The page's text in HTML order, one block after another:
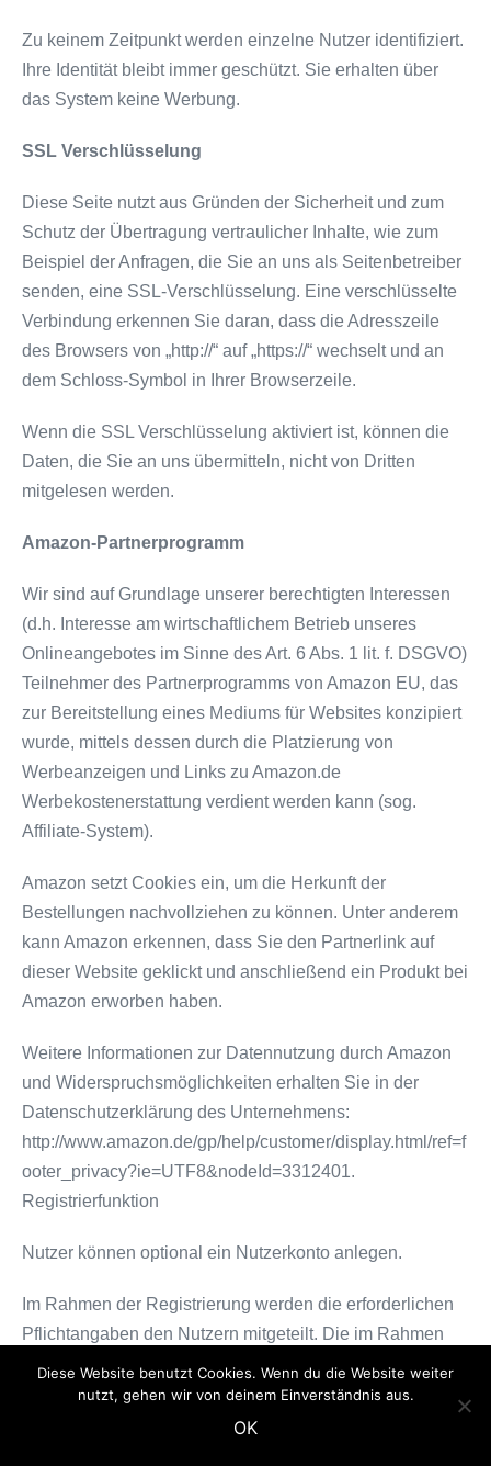
Zu keinem Zeitpunkt werden einzelne Nutzer identifiziert.
Ihre Identität bleibt immer geschützt. Sie erhalten über
das System keine Werbung.
SSL Verschlüsselung
Diese Seite nutzt aus Gründen der Sicherheit und zum
Schutz der Übertragung vertraulicher Inhalte, wie zum
Beispiel der Anfragen, die Sie an uns als Seitenbetreiber
senden, eine SSL-Verschlüsselung. Eine verschlüsselte
Verbindung erkennen Sie daran, dass die Adresszeile
des Browsers von „http://“ auf „https://“ wechselt und an
dem Schloss-Symbol in Ihrer Browserzeile.
Wenn die SSL Verschlüsselung aktiviert ist, können die
Daten, die Sie an uns übermitteln, nicht von Dritten
mitgelesen werden.
Amazon-Partnerprogramm
Wir sind auf Grundlage unserer berechtigten Interessen
(d.h. Interesse am wirtschaftlichem Betrieb unseres
Onlineangebotes im Sinne des Art. 6 Abs. 1 lit. f. DSGVO)
Teilnehmer des Partnerprogramms von Amazon EU, das
zur Bereitstellung eines Mediums für Websites konzipiert
wurde, mittels dessen durch die Platzierung von
Werbeanzeigen und Links zu Amazon.de
Werbekostenerstattung verdient werden kann (sog.
Affiliate-System).
Amazon setzt Cookies ein, um die Herkunft der
Bestellungen nachvollziehen zu können. Unter anderem
kann Amazon erkennen, dass Sie den Partnerlink auf
dieser Website geklickt und anschließend ein Produkt bei
Amazon erworben haben.
Weitere Informationen zur Datennutzung durch Amazon
und Widerspruchsmöglichkeiten erhalten Sie in der
Datenschutzerklärung des Unternehmens:
http://www.amazon.de/gp/help/customer/display.html/ref=f
ooter_privacy?ie=UTF8&nodeId=3312401.
Registrierfunktion
Nutzer können optional ein Nutzerkonto anlegen.
Im Rahmen der Registrierung werden die erforderlichen
Pflichtangaben den Nutzern mitgeteilt. Die im Rahmen
der Registrierung eingegebenen Daten werden für die
Zwecke der Nutzung des Angebotes verwendet.
Diese Website benutzt Cookies. Wenn du die Website weiter
nutzt, gehen wir von deinem Einverständnis aus.
OK